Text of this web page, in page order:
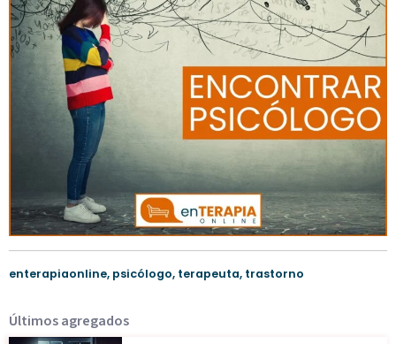
enterapiaonline, psicólogo, terapeuta, trastorno
Últimos agregados